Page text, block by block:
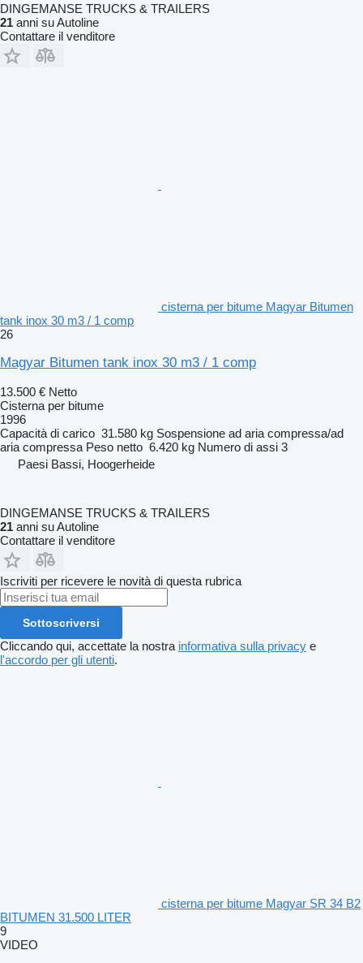
DINGEMANSE TRUCKS & TRAILERS
21 anni su Autoline
Contattare il venditore
cisterna per bitume Magyar Bitumen
tank inox 30 m3 / 1 comp
26
Magyar Bitumen tank inox 30 m3 / 1 comp
13.500 € Netto
Cisterna per bitume
1996
Capacità di carico 31.580 kg Sospensione ad aria compressa/ad
aria compressa Peso netto 6.420 kg Numero di assi 3
Paesi Bassi, Hoogerheide
DINGEMANSE TRUCKS & TRAILERS
21 anni su Autoline
Contattare il venditore
Iscriviti per ricevere le novità di questa rubrica
Sottoscriversi
Cliccando qui, accettate la nostra informativa sulla privacy e
l'accordo per gli utenti.
cisterna per bitume Magyar SR 34 B2
BITUMEN 31.500 LITER
9
VIDEO